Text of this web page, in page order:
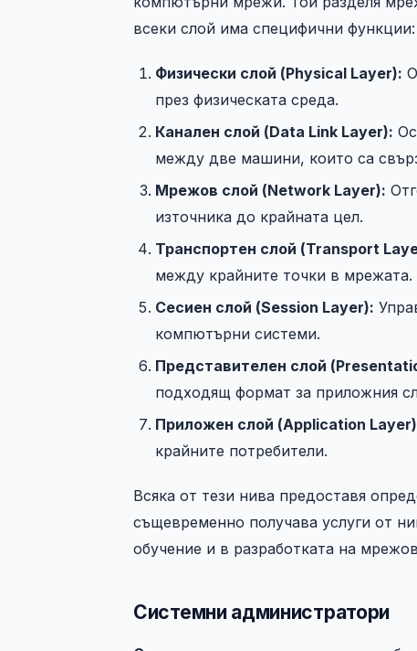
всеки слой има специфични функции:
Физически слой (Physical Layer):
през физическата среда.
Канален слой (Data Link Layer):
между две машини, които са
Мрежов слой (Network Layer):
източника до крайната цел.
Транспортен слой (Transport
между крайните точки в мрежата.
Сесиен слой (Session Layer):
компютърни системи.
Представителен слой
подходящ формат за приложния
Приложен слой (Application
крайните потребители.
Всяка от тези нива предоставя
същевременно получава услуги от
обучение и в разработката на
Системни администратори